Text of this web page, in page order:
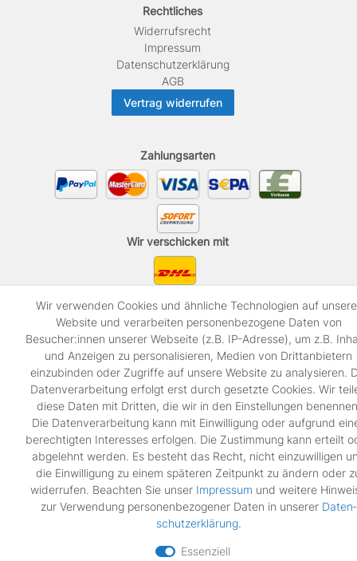
Rechtliches
Widerrufs­recht
Impressum
Daten­schutz­erklärung
AGB
Vertrag widerrufen
Zahlungsarten
Wir verschicken mit
© Copyright MDS Ersatzteile 2026 | Alle Rechte vorbehalten.
Wir verwenden Cookies und ähnliche Technologien auf
Website und verarbeiten personenbezogene Daten von
Besucher:innen unserer Webseite (z.B. IP-Adresse), um z.B.
und Anzeigen zu personalisieren, Medien von Drittanbietern
einzubinden oder Zugriffe auf unsere Website zu analysieren.
Datenverarbeitung erfolgt erst durch gesetzte Cookies. Wir
diese Daten mit Dritten, die wir in den Einstellungen
Die Datenverarbeitung kann mit Einwilligung oder aufgrund
berechtigten Interesses erfolgen. Die Zustimmung kann erteilt
abgelehnt werden. Es besteht das Recht, nicht einzuwilligen
die Einwilligung zu einem späteren Zeitpunkt zu ändern oder
widerrufen. Beachten Sie unser Impressum und weitere
zur Verwendung personenbezogener Daten in unserer Daten­
schutz­erklärung.
Essenziell